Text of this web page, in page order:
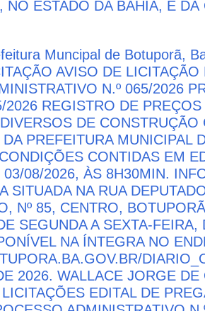
NO ESTADO DA BAHIA, E
Muncipal de Botuporã,
AVISO DE LICITAÇÃO
N.º 065/2026
2026 REGISTRO DE
DE CONSTRUÇÃO
PREFEITURA MUNICIPAL
CONTIDAS EM
03/08/2026, ÀS 8H30MIN.
SITUADA NA RUA
Nº 85, CENTRO,
SEGUNDA A SEXTA-
NA ÍNTEGRA NO
2026. WALLACE JORGE
EDITAL DE